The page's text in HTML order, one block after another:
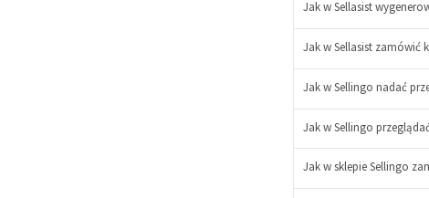
Jak w Sellasist
Jak w Sellasist zamówić
Jak w Sellingo nadać
Jak w Sellingo
Jak w sklepie Sellingo